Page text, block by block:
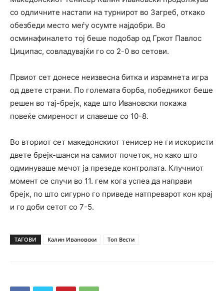
со одличните настапи на турнирот во Загреб, откако
обезбеди место меѓу осумте најдобри. Во
осминафиналето тој беше подобар од Гркот Павлос
Циципас, совладувајќи го со 2-0 во сетови.
Првиот сет донесе неизвесна битка и израмнета игра
од двете страни. По големата борба, победникот беше
решен во тај-брејк, каде што Ивановски покажа
повеќе смиреност и славеше со 10-8.
Во вториот сет македонскиот тенисер не ги искористи
двете брејк-шанси на самиот почеток, но како што
одминуваше мечот ја презеде контролата. Клучниот
момент се случи во 11. гем кога успеа да направи
брејк, по што сигурно го приведе натпреварот кон крај
и го доби сетот со 7-5.
ТАГОВИ Калин Ивановски Топ Вести